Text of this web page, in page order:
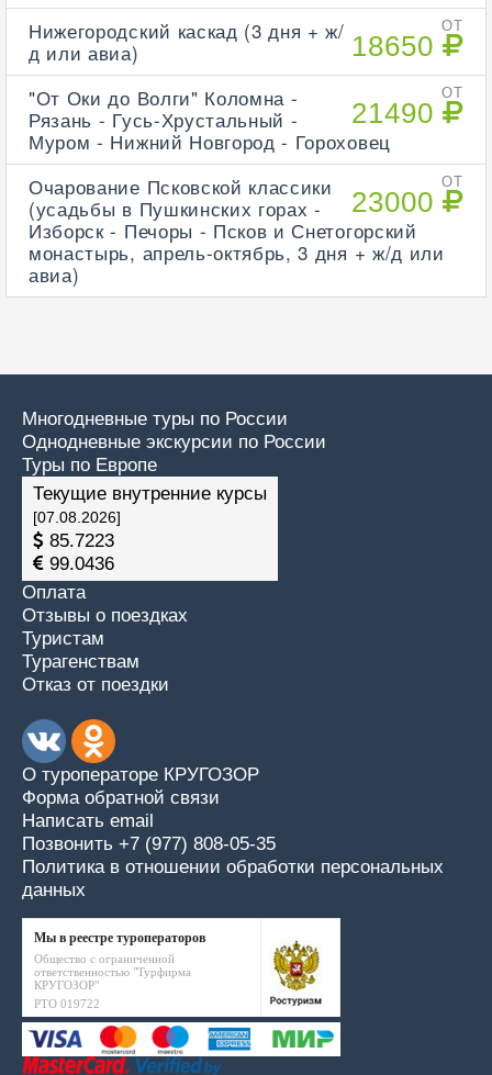
ОТ
18650
Нижегородский каскад (3 дня + ж/
д или авиа)
ОТ
21490
"От Оки до Волги" Коломна -
Рязань - Гусь-Хрустальный -
Муром - Нижний Новгород - Гороховец
ОТ
23000
Очарование Псковской классики
(усадьбы в Пушкинских горах -
Изборск - Печоры - Псков и Снетогорский
монастырь, апрель-октябрь, 3 дня + ж/д или
авиа)
Многодневные туры по России
Однодневные экскурсии по России
Туры по Европе
Текущие внутренние курсы
[07.08.2026]
85.7223
99.0436
Оплата
Отзывы о поездках
Туристам
Турагенствам
Отказ от поездки
О туроператоре КРУГОЗОР
Форма обратной связи
Написать email
Позвонить +7 (977) 808-05-35
Политика в отношении обработки персональных
данных
Мы в реестре туроператоров
Общество с ограниченной
ответственностью "Турфирма
КРУГОЗОР"
РТО 019722